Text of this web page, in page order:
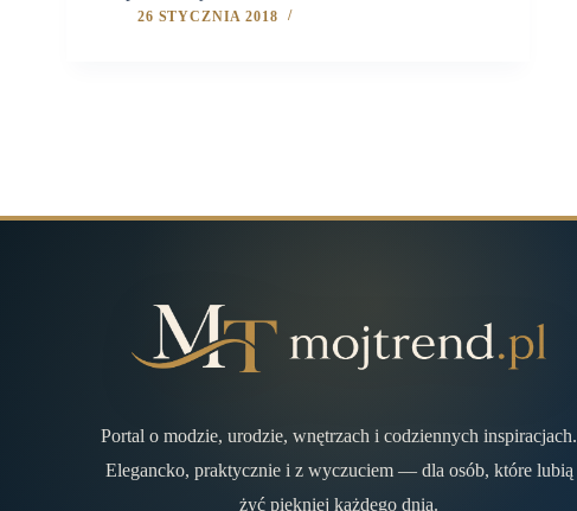
26 STYCZNIA 2018
Portal o modzie, urodzie, wnętrzach i codziennych inspiracjach.
Elegancko, praktycznie i z wyczuciem — dla osób, które lubią
żyć piękniej każdego dnia.